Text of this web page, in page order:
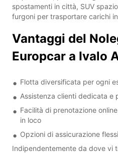
spostamenti in città, SUV
furgoni per trasportare carichi
Vantaggi del
Europcar a Ivalo
Flotta diversificata per ogni
Assistenza clienti dedicata e
Facilità di prenotazione
in loco
Opzioni di assicurazione
Indipendentemente da dove vi